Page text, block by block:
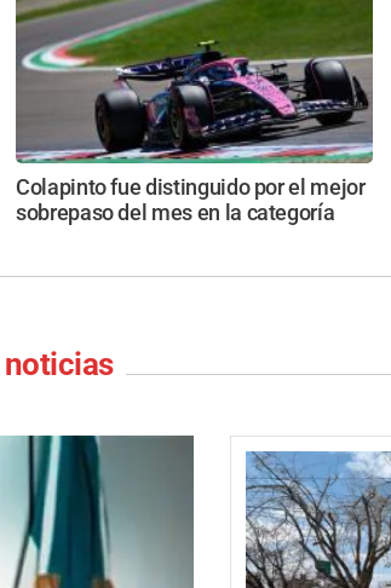
Colapinto fue distinguido por el mejor
sobrepaso del mes en la categoría
noticias